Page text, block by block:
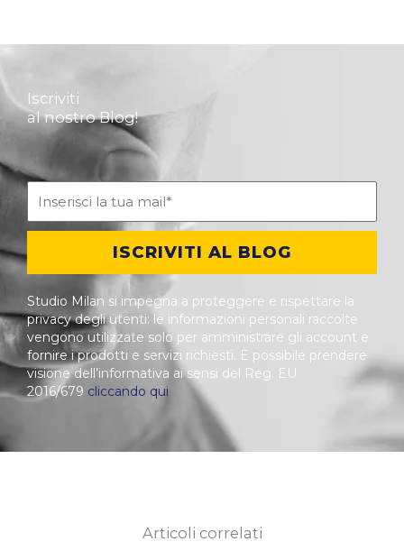
Iscriviti
al nostro Blog!
ISCRIVITI AL BLOG
Studio Milan si impegna a proteggere e rispettare la
privacy degli utenti: le informazioni personali raccolte
vengono utilizzate solo per amministrare gli account e
fornire i prodotti e servizi richiesti. È possibile prendere
visione dell’informativa ai sensi del Reg. EU
2016/679 cliccando qui
Articoli correlati